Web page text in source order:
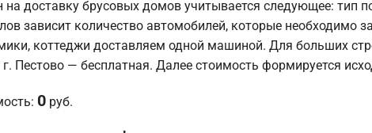
доставку брусовых домов учитывается следующее: тип
зависит количество автомобилей, которые необходимо
коттеджи доставляем одной машиной. Для больших
Пестово — бесплатная. Далее стоимость формируется
0 руб.